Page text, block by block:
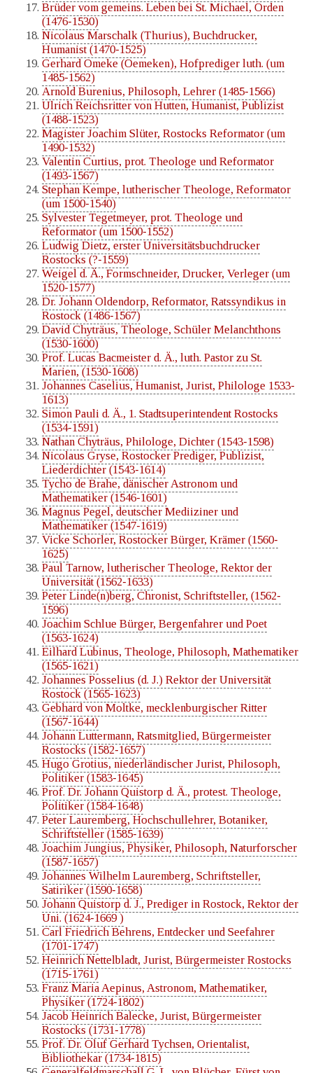
Brüder vom gemeins. Leben bei St. Michael, Orden
(1476-1530)
Nicolaus Marschalk (Thurius), Buchdrucker,
Humanist (1470-1525)
Gerhard Omeke (Oemeken), Hofprediger luth. (um
1485-1562)
Arnold Burenius, Philosoph, Lehrer (1485-1566)
Ulrich Reichsritter von Hutten, Humanist, Publizist
(1488-1523)
Magister Joachim Slüter, Rostocks Reformator (um
1490-1532)
Valentin Curtius, prot. Theologe und Reformator
(1493-1567)
Stephan Kempe, lutherischer Theologe, Reformator
(um 1500-1540)
Sylvester Tegetmeyer, prot. Theologe und
Reformator (um 1500-1552)
Ludwig Dietz, erster Universitätsbuchdrucker
Rostocks (?-1559)
Weigel d. Ä., Formschneider, Drucker, Verleger (um
1520-1577)
Dr. Johann Oldendorp, Reformator, Ratssyndikus in
Rostock (1486-1567)
David Chyträus, Theologe, Schüler Melanchthons
(1530-1600)
Prof. Lucas Bacmeister d. Ä., luth. Pastor zu St.
Marien, (1530-1608)
Johannes Caselius, Humanist, Jurist, Philologe 1533-
1613)
Simon Pauli d. Ä., 1. Stadtsuperintendent Rostocks
(1534-1591)
Nathan Chyträus, Philologe, Dichter (1543-1598)
Nicolaus Gryse, Rostocker Prediger, Publizist,
Liederdichter (1543-1614)
Tycho de Brahe, dänischer Astronom und
Mathematiker (1546-1601)
Magnus Pegel, deutscher Mediiziner und
Mathematiker (1547-1619)
Vicke Schorler, Rostocker Bürger, Krämer (1560-
1625)
Paul Tarnow, lutherischer Theologe, Rektor der
Universität (1562-1633)
Peter Linde(n)berg, Chronist, Schriftsteller, (1562-
1596)
Joachim Schlue Bürger, Bergenfahrer und Poet
(1563-1624)
Eilhard Lubinus, Theologe, Philosoph, Mathematiker
(1565-1621)
Johannes Posselius (d. J.) Rektor der Universität
Rostock (1565-1623)
Gebhard von Moltke, mecklenburgischer Ritter
(1567-1644)
Johann Luttermann, Ratsmitglied, Bürgermeister
Rostocks (1582-1657)
Hugo Grotius, niederländischer Jurist, Philosoph,
Politiker (1583-1645)
Prof. Dr. Johann Quistorp d. Ä., protest. Theologe,
Politiker (1584-1648)
Peter Lauremberg, Hochschullehrer, Botaniker,
Schriftsteller (1585-1639)
Joachim Jungius, Physiker, Philosoph, Naturforscher
(1587-1657)
Johannes Wilhelm Lauremberg, Schriftsteller,
Satiriker (1590-1658)
Johann Quistorp d. J., Prediger in Rostock, Rektor der
Uni. (1624-1669 )
Carl Friedrich Behrens, Entdecker und Seefahrer
(1701-1747)
Heinrich Nettelbladt, Jurist, Bürgermeister Rostocks
(1715-1761)
Franz Maria Aepinus, Astronom, Mathematiker,
Physiker (1724-1802)
Jacob Heinrich Balecke, Jurist, Bürgermeister
Rostocks (1731-1778)
Prof. Dr. Oluf Gerhard Tychsen, Orientalist,
Bibliothekar (1734-1815)